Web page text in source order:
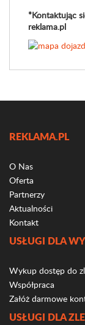
*Kontaktując
reklama.pl
REKLAMA.PL
O Nas
Oferta
Partnerzy
Aktualności
Kontakt
USŁUGI DLA
Wykup dostęp do
Współpraca
Załóż darmowe
USŁUGI DLA